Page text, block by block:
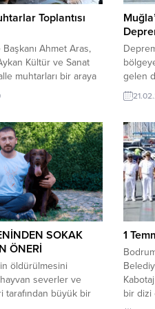
Toplantısı
Ahmet Aras,
Kültür ve Sanat
muhtarları bir araya
Muhtarlık İşleri
düzenlenen
yardımcıları, meclis
Derneği
Gündüz, mahalle
mensupları katıldı.
gelen
Valiliği
yanı
ve
Vali
SOKAK
ÖNERİ
öldürülmesini
severler ve
tarafından büyük bir
1
bir dizi